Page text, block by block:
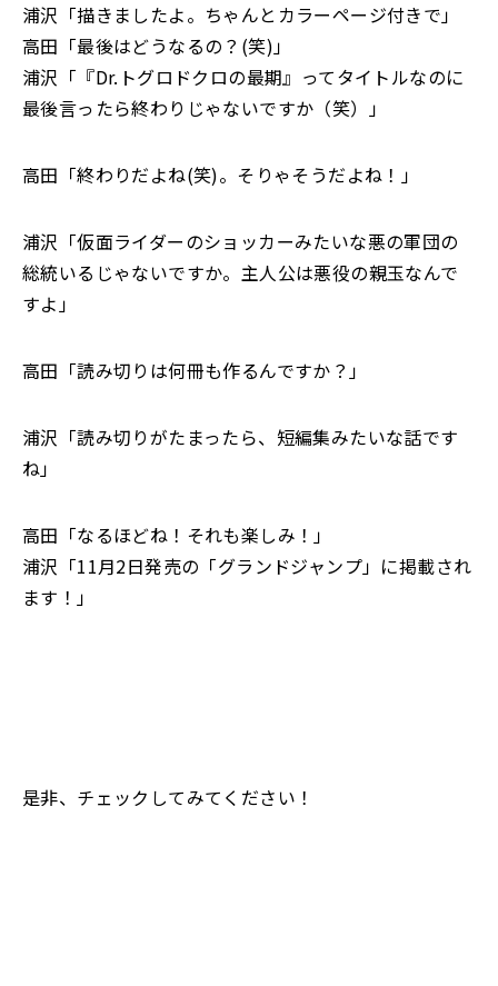
浦沢「描きましたよ。ちゃんとカラーページ付きで」
高田「最後はどうなるの？(笑)」
浦沢「『Dr.トグロドクロの最期』ってタイトルなのに
最後言ったら終わりじゃないですか（笑）」
高田「終わりだよね(笑)。そりゃそうだよね！」
浦沢「仮面ライダーのショッカーみたいな悪の軍団の
総統いるじゃないですか。主人公は悪役の親玉なんで
すよ」
高田「読み切りは何冊も作るんですか？」
浦沢「読み切りがたまったら、短編集みたいな話です
ね」
高田「なるほどね！それも楽しみ！」
浦沢「11月2日発売の「グランドジャンプ」に掲載され
ます！」
是非、チェックしてみてください！